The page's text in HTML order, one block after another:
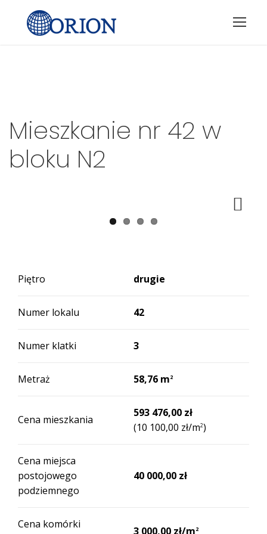
Mieszkanie nr 42 w
bloku N2
Piętro drugie
Numer lokalu 42
Numer klatki 3
Metraż 58,76 m2
Cena mieszkania
593 476,00 zł
(10 100,00 zł/m2)
Cena miejsca
postojowego
podziemnego
40 000,00 zł
Cena komórki
3 000,00 zł/m2